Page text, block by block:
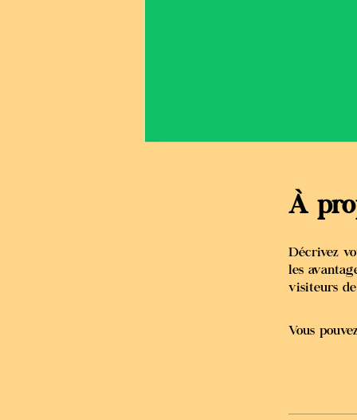
À
Décrivez
les
visiteurs
Vous